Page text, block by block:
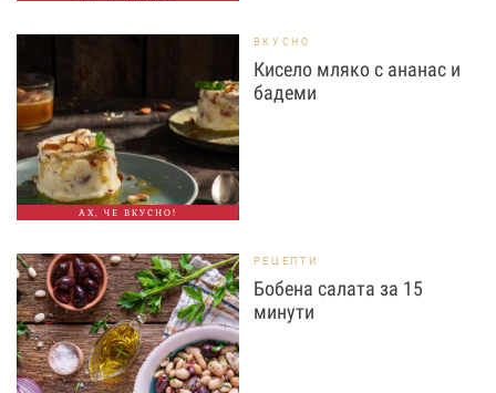
АХ, ЧЕ ВКУСНО!
ВКУСНО
Кисело мляко с ананас и
бадеми
РЕЦЕПТИ
Бобена салата за 15
минути